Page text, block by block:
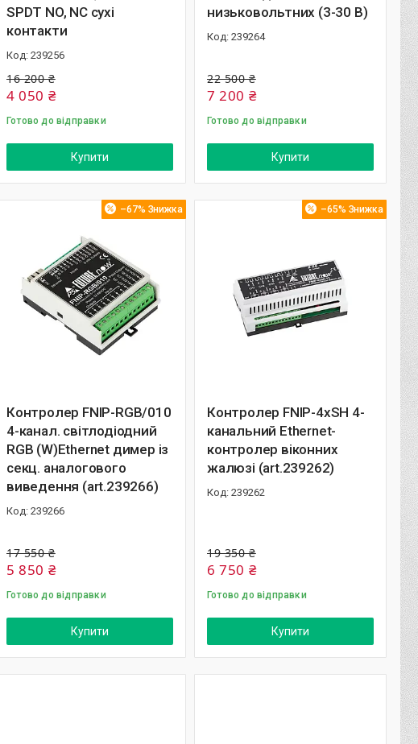
SPDT NO, NC сухі
контакти
239256
16 200 ₴
4 050 ₴
Готово до відправки
Купити
низьковольтних (3-30 В)
239264
22 500 ₴
7 200 ₴
Готово до відправки
Купити
–67%
Контролер FNIP-RGB/010
4-канал. світлодіодний
RGB (W)Ethernet димер із
секц. аналогового
виведення (art.239266)
239266
17 550 ₴
5 850 ₴
Готово до відправки
Купити
–65%
Контролер FNIP-4xSH 4-
канальний Ethernet-
контролер віконних
жалюзі (art.239262)
239262
19 350 ₴
6 750 ₴
Готово до відправки
Купити